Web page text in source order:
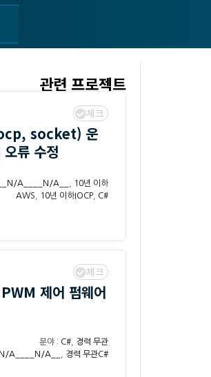
관련 프로젝트
체크
socket) 운
류 수정
A____N/A__
10년 이하
AWS
10년 이하IOCP
C#
체크
제어 펌웨어
분야 : C#
경력 무관
A____N/A__
경력 무관C#